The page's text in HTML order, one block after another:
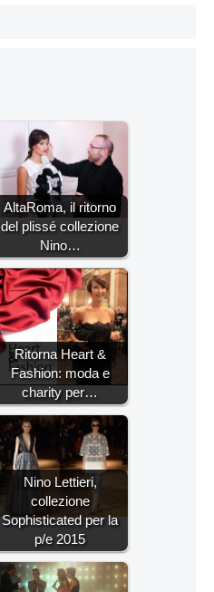
AltaRoma, il ritorno
del plissé collezione
Nino…
Ritorna Heart &
Fashion: moda e
charity per…
Nino Lettieri,
collezione
Sophisticated per la
p/e 2015